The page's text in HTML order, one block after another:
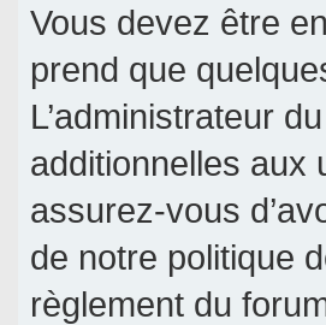
Vous devez être
prend que
L’administrateur
additionnelles aux
assurez-vous
de notre politique
règlement du